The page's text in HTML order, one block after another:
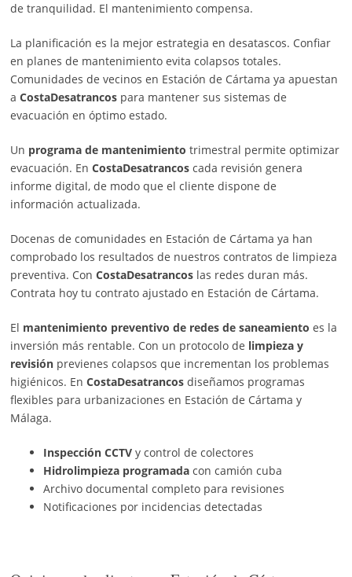
de tranquilidad. El mantenimiento compensa.
La planificación es la mejor estrategia en desatascos. Confiar
en planes de mantenimiento evita colapsos totales.
Comunidades de vecinos en Estación de Cártama ya apuestan
a CostaDesatrancospara mantener sus sistemas de
evacuación en óptimo estado.
Un programa de mantenimiento trimestral permite optimizar
evacuación. En CostaDesatrancoscada revisión genera
informe digital, de modo que el cliente dispone de
información actualizada.
Docenas de comunidades en Estación de Cártama ya han
comprobado los resultados de nuestros contratos de limpieza
preventiva. Con CostaDesatrancoslas redes duran más.
Contrata hoy tu contrato ajustado en Estación de Cártama.
El mantenimiento preventivo de redes de saneamiento es la
inversión más rentable. Con un protocolo de limpieza y
revisiónprevienes colapsos que incrementan los problemas
higiénicos. En CostaDesatrancosdiseñamos programas
flexibles para urbanizaciones en Estación de Cártama y
Málaga.
Inspección CCTVy control de colectores
Hidrolimpieza programadacon camión cuba
Archivo documental completo para revisiones
Notificaciones por incidencias detectadas